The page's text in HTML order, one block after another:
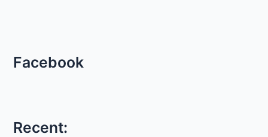
Facebook
Recent: